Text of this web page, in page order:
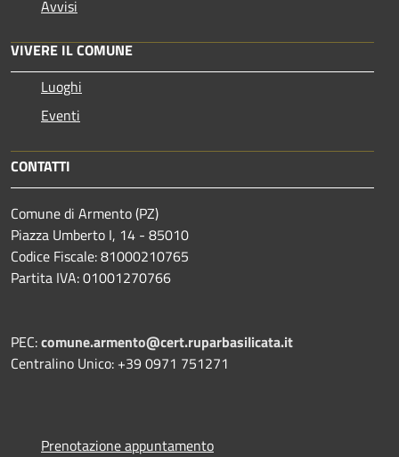
Avvisi
VIVERE IL COMUNE
Luoghi
Eventi
CONTATTI
Comune di Armento (PZ)
Piazza Umberto I, 14 - 85010
Codice Fiscale: 81000210765
Partita IVA: 01001270766
PEC:comune.armento@cert.ruparbasilicata.it
Centralino Unico: +39 0971 751271
Prenotazione appuntamento